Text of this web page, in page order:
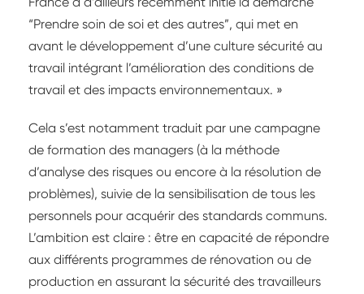
“Prendre soin de soi et des autres”, qui met en
avant le développement d’une culture sécurité au
travail intégrant l’amélioration des conditions de
travail et des impacts environnementaux. »
Cela s’est notamment traduit par une campagne
de formation des managers (à la méthode
d’analyse des risques ou encore à la résolution de
problèmes), suivie de la sensibilisation de tous les
personnels pour acquérir des standards communs.
L’ambition est claire : être en capacité de répondre
aux différents programmes de rénovation ou de
production en assurant la sécurité des travailleurs